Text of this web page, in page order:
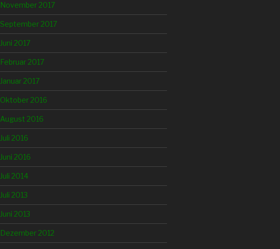
November 2017
September 2017
Juni 2017
Februar 2017
Januar 2017
Oktober 2016
August 2016
Juli 2016
Juni 2016
Juli 2014
Juli 2013
Juni 2013
Dezember 2012